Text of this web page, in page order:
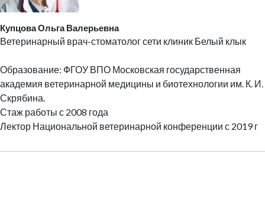
Купцова Ольга Валерьевна
Ветеринарный врач-стоматолог сети клиник Белый клык
Образование: ФГОУ ВПО Московская государственная
академия ветеринарной медицины и биотехнологии им. К. И.
Скрябина.
Стаж работы с 2008 года
Лектор Национальной ветеринарной конференции с 2019 г